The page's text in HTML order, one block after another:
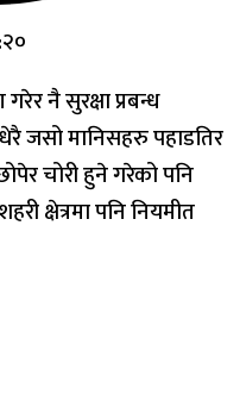
नै सुरक्षा प्रबन्ध
जसो मानिसहरु पहाडतिर
चोरी हुने गरेको पनि
क्षेत्रमा पनि नियमीत